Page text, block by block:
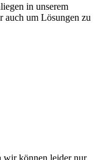
in unserem
auch um Lösungen zu
wir können leider nur